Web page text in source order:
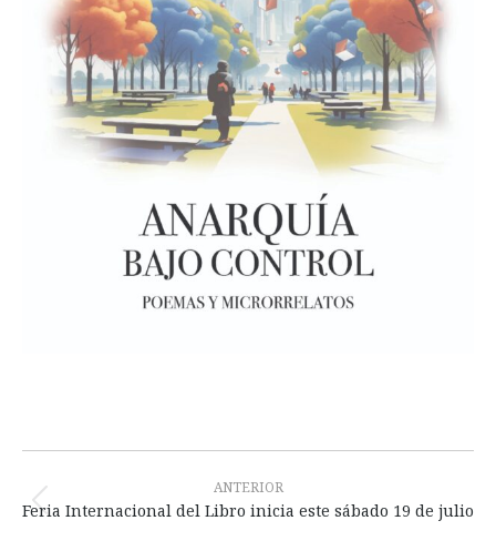
entre
publicaciones
ANTERIOR
Publicación
Feria Internacional del Libro inicia este sábado 19 de julio